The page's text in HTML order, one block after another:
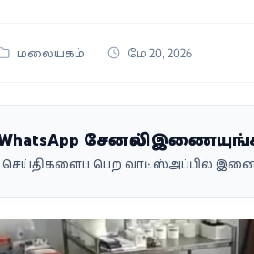
மலையகம் மே 20, 2026
WhatsApp சேனலில்
செய்திகளைப் பெற வாட்ஸ்அப்பில்